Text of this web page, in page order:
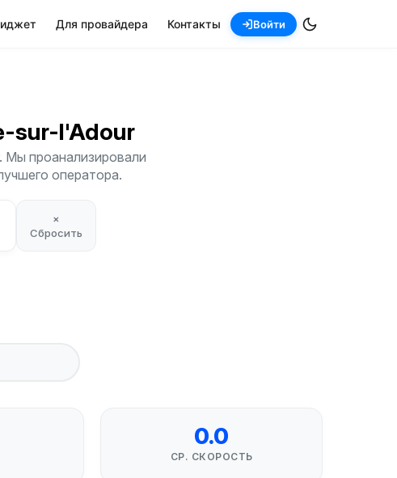
Для провайдера Контакты Войти
sur-l'Adour
Мы проанализировали
оператора.
×
Сбросить
0.0
СР. СКОРОСТЬ